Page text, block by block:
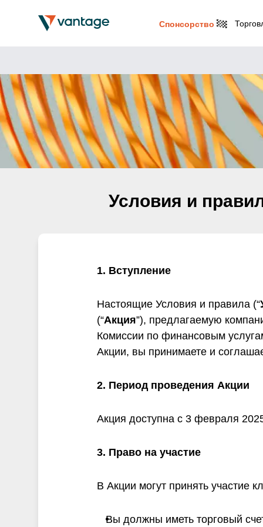
Спонсорство
Условия и
1. Вступление
Настоящие Условия и правила (“
(“Акция”), предлагаемую
Комиссии по финансовым
Акции, вы принимаете и
2. Период проведения Акции
Акция доступна с 3 февраля
3. Право на участие
В Акции могут принять участие
Вы должны иметь торговый